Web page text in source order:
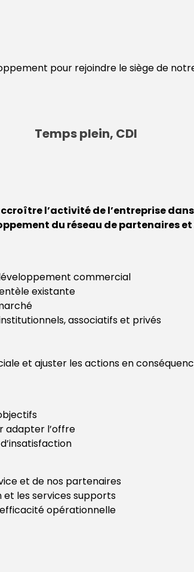
pour rejoindre le siège de
Temps plein, CDI
l’activité de l’entreprise
du réseau de partenaires
commercial
existante
associatifs et privés
et ajuster les actions en
adapter l’offre
et de nos partenaires
les services supports
opérationnelle